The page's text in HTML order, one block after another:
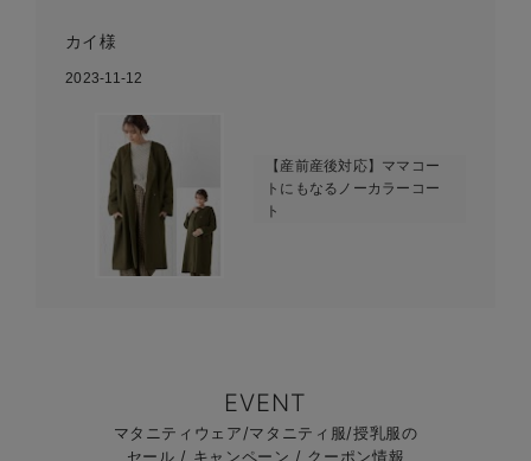
カイ様
2023-11-12
【産前産後対応】ママコー
トにもなるノーカラーコー
ト
EVENT
マタニティウェア/マタニティ服/授乳服の
セール / キャンペーン / クーポン情報